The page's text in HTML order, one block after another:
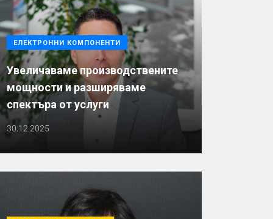
ЕЛЕКТРОННИ КОМПОНЕНТИ
Увеличаваме производствените
мощности и разширяваме
спектъра от услуги
30.12.2025